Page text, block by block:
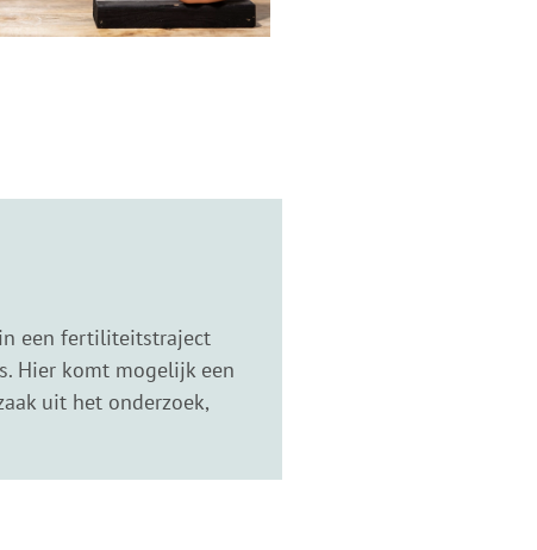
een fertiliteitstraject
Hier komt mogelijk een
uit het onderzoek,